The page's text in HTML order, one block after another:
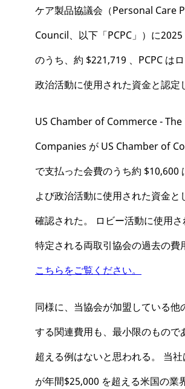
ケア製品協議会（Personal Care
Council、以下「PCPC」）に
のうち、約 $221,719 、PCPC は
政治活動に使用された資金と認定
US Chamber of Commerce -
Companies が US Chamber of
で支払った会費のうち約 $10,600
よび政治活動に使用された資金
確認された。 ロビー活動に使用
特定される両取引協会の過去の費
こちらをご覧ください。
同様に、当協会が加盟している他
する関連費用も、最小限のもので
超える例はないと思われる。 当
が年間$25,000 を超える米国の業